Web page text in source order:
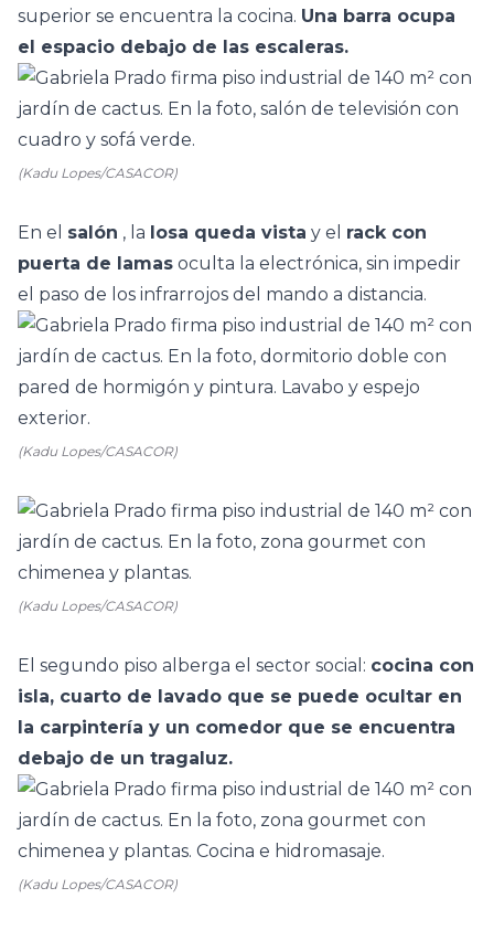
superior se encuentra la cocina. Una barra ocupa
el espacio debajo de las escaleras.
(Kadu Lopes/CASACOR)
En el salón , la losa queda vista y el rack con
puerta de lamas oculta la electrónica, sin impedir
el paso de los infrarrojos del mando a distancia.
(Kadu Lopes/CASACOR)
(Kadu Lopes/CASACOR)
El segundo piso alberga el sector social: cocina con
isla, cuarto de lavado que se puede ocultar en
la carpintería y un comedor que se encuentra
debajo de un tragaluz.
(Kadu Lopes/CASACOR)